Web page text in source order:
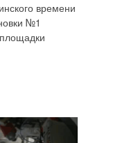
времени
№1